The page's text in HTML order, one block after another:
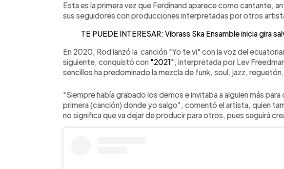
Esta es la primera vez que Ferdinand aparece como cantante,
sus seguidores con producciones interpretadas por otros
TE PUEDE INTERESAR: Vibrass Ska Ensamble inicia gira
En 2020, Rod lanzó la canción "Yo te vi" con la voz del
siguiente, conquistó con "2021", interpretada por Lev
sencillos ha predominado la mezcla de funk, soul, jazz,
"Siempre había grabado los demos e invitaba a alguien más para
primera (canción) donde yo salgo", comentó el artista, quien
no significa que va dejar de producir para otros, pues seguirá